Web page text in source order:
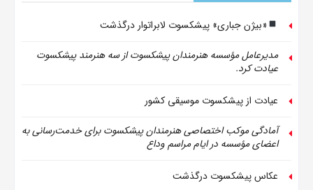
«بیژن جباری» پیشکسوت لابراتوار درگذشت
مدیرعامل مؤسسه هنرمندان پیشکسوت از سه هنرمند پیشکسوت
عیادت کرد.
عیادت از پیشکسوت موسیقی کشور
آمادگی موکب اختصاصی هنرمندان پیشکسوت برای خدمت‌رسانی به
اعضای مؤسسه در ایام مراسم وداع
عکاس پیشکسوت درگذشت